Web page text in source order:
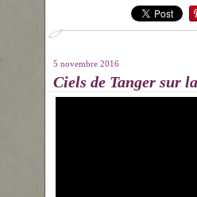
5 novembre 2016
Ciels de Tanger sur